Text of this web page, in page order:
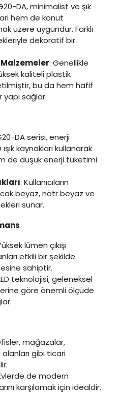
DA, minimalist ve şık
hem de konut
üzere uygundur. Farklı
dekoratif bir
Malzemeler: Genellikle
kaliteli plastik
bu da hem hafif
yapı sağlar.
DA serisi, enerji
kaynakları kullanarak
de düşük enerji tüketimi
: Kullanıcıların
beyaz, nötr beyaz ve
sunar.
lümen çıkışı
etkili bir şekilde
sahiptir.
teknolojisi, geleneksel
göre önemli ölçüde
mağazalar,
gibi ticari
de modern
karşılamak için idealdir.